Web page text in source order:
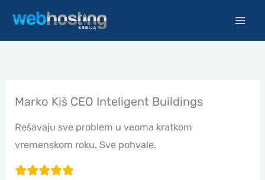
sadržaj
Marko Kiš CEO Inteligent Buildings
Rešavaju sve problem u veoma kratkom
vremenskom roku. Sve pohvale.